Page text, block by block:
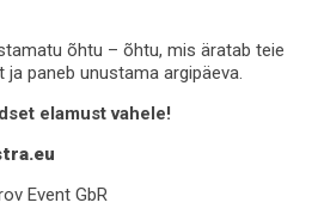
õhtu – õhtu, mis äratab teie
paneb unustama argipäeva.
elamust vahele!
Event GbR